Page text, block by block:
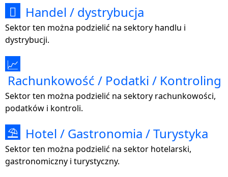
 Handel / dystrybucja
Sektor ten można podzielić na sektory handlu i
dystrybucji.
📈
Rachunkowość / Podatki / Kontroling
Sektor ten można podzielić na sektory rachunkowości,
podatków i kontroli.
⛱ Hotel / Gastronomia / Turystyka
Sektor ten można podzielić na sektor hotelarski,
gastronomiczny i turystyczny.